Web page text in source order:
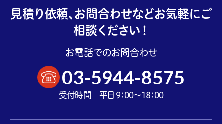
見積り依頼、お問合わせなどお気軽にご
相談ください！
お電話でのお問合わせ
03-5944-8575
受付時間 平日 9：00～18：00